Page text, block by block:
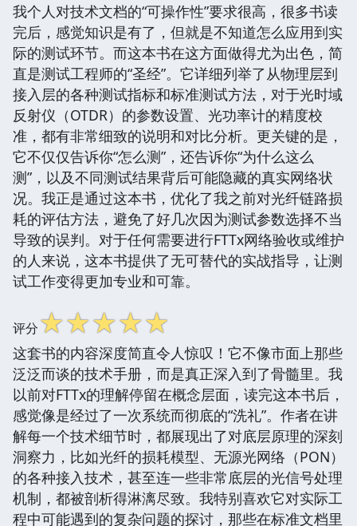
我个人对技术文档的“可操作性”要求很高，很多书读
完后，感觉知识是有了，但就是不知道怎么应用到实
际的测试环节。而这本书在这方面做得尤为出色，简
直是测试工程师的“圣经”。它详细列举了从物理层到
接入层的各种测试指标和标准测试方法，对于光时域
反射仪（OTDR）的参数设置、光功率计的精度校
准，都有非常细致的说明和对比分析。更关键的是，
它不仅仅告诉你“怎么测”，还告诉你“为什么这么
测”，以及不同测试结果背后可能隐藏的真实网络状
况。我正是通过这本书，优化了我之前对光纤链路损
耗的评估方法，避免了好几次因为测试参数选择不当
导致的误判。对于任何需要进行FTTx网络验收或维护
的人来说，这本书提供了无可替代的实战指导，让测
试工作变得更加专业和可靠。
评分☆☆☆☆☆
这套书的内容深度简直令人惊叹！它不像市面上那些
泛泛而谈的技术手册，而是真正深入到了骨髓里。我
以前对FTTx的理解停留在概念层面，读完这本书后，
感觉像是经过了一次系统而彻底的“洗礼”。作者在讲
解每一个技术细节时，都展现出了对底层原理的深刻
洞察力，比如光纤的损耗模型、无源光网络（PON）
的各种接入技术，甚至连一些非常底层的光信号处理
机制，都被剖析得淋漓尽致。我特别喜欢它对实际工
程中可能遇到的复杂问题的探讨，那些在标准文档里